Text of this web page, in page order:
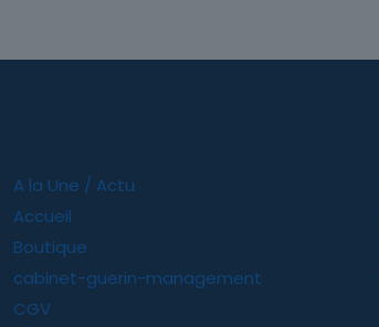
A la Une / Actu
Accueil
Boutique
cabinet-guerin-management
CGV